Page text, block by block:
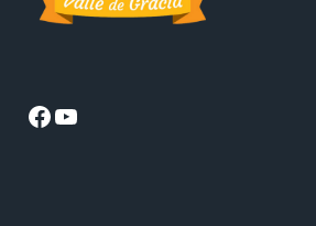
Facebook
YouTube